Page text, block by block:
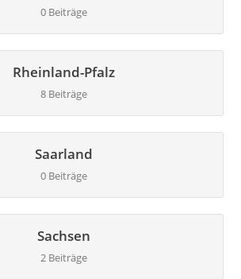
0 Beiträge
Rheinland-Pfalz
8 Beiträge
Saarland
0 Beiträge
Sachsen
2 Beiträge